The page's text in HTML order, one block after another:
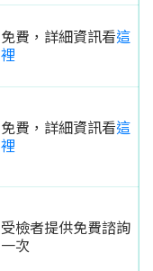
免費，詳細資訊看這
裡
免費，詳細資訊看這
裡
受檢者提供免費諮詢
一次